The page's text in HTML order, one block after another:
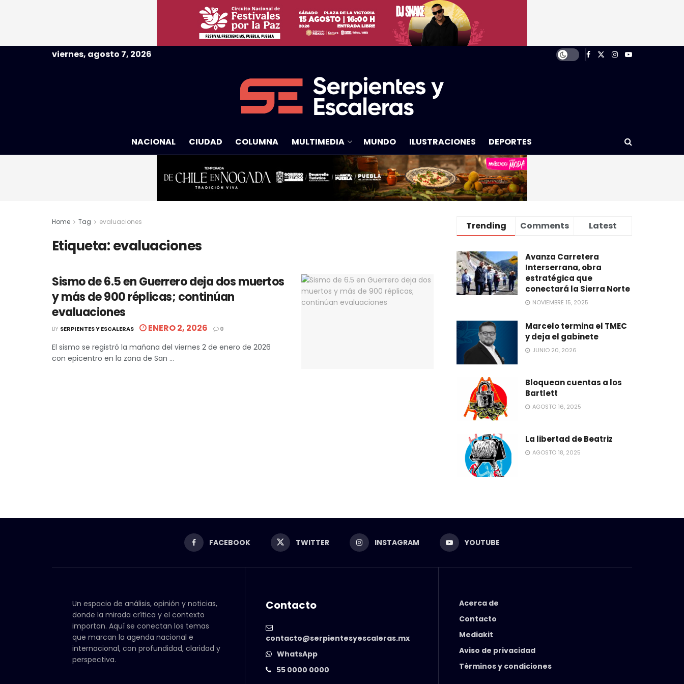
viernes, agosto 7, 2026
NACIONAL CIUDAD COLUMNA MULTIMEDIA MUNDO ILUSTRACIONES DEPORTES
Home Tag evaluaciones
Etiqueta:evaluaciones
Sismo de 6.5 en Guerrero deja dos muertos
y más de 900 réplicas; continúan
evaluaciones
BY SERPIENTES Y ESCALERAS ENERO 2, 2026 0
El sismo se registró la mañana del viernes 2 de enero de 2026
con epicentro en la zona de San ...
Trending Comments Latest
Avanza Carretera
Interserrana, obra
estratégica que
conectará la Sierra Norte
NOVIEMBRE 15, 2025
Marcelo termina el TMEC
y deja el gabinete
JUNIO 20, 2026
Bloquean cuentas a los
Bartlett
AGOSTO 16, 2025
La libertad de Beatriz
AGOSTO 18, 2025
FACEBOOK TWITTER INSTAGRAM YOUTUBE
Un espacio de análisis, opinión y noticias,
donde la mirada crítica y el contexto
importan. Aquí se conectan los temas
que marcan la agenda nacional e
internacional, con profundidad, claridad y
perspectiva.
Contacto
contacto@serpientesyescaleras.mx
WhatsApp
55 0000 0000
Acerca de
Contacto
Mediakit
Aviso de privacidad
Términos y condiciones